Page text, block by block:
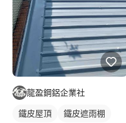
龍盈鋼鋁企業社
鐵皮屋頂 鐵皮遮雨棚